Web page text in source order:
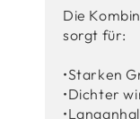
Die
sorgt für:
•Starken
•Dichter